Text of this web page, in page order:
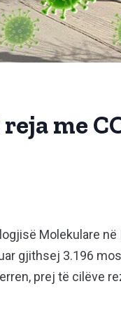
me
Molekulare në
gjithsej 3.196
prej të cilëve